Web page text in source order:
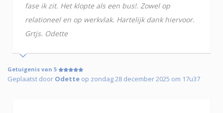
fase ik zit. Het klopte als een bus!. Zowel op
relationeel en op werkvlak. Hartelijk dank hiervoor.
Grtjs. Odette
Getuigenis van 5
Geplaatst door Odette op zondag 28 december 2025 om 17u37